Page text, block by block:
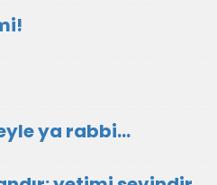
ya rabbi...